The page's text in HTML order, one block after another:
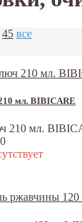
45 все
мл. BIBICARE
210 мл.